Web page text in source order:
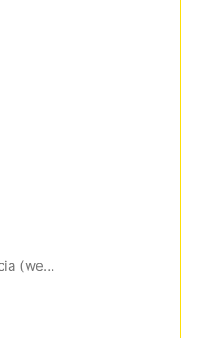
Backrooms. Bez wyjścia (wersja rozszerzona)